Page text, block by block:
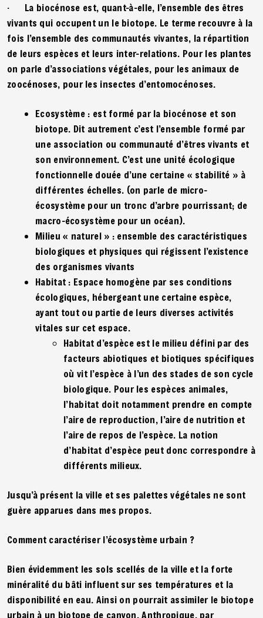
· La biocénose est, quant-à-elle, l’ensemble des êtres
vivants qui occupent un le biotope. Le terme recouvre à la
fois l’ensemble des communautés vivantes, la répartition
de leurs espèces et leurs inter-relations. Pour les plantes
on parle d’associations végétales, pour les animaux de
zoocénoses, pour les insectes d’entomocénoses.
Ecosystème : est formé par la biocénose et son
biotope. Dit autrement c’est l’ensemble formé par
une association ou communauté d’êtres vivants et
son environnement. C’est une unité écologique
fonctionnelle douée d’une certaine « stabilité » à
différentes échelles. (on parle de micro-
écosystème pour un tronc d’arbre pourrissant; de
macro-écosystème pour un océan).
Milieu « naturel » : ensemble des caractéristiques
biologiques et physiques qui régissent l’existence
des organismes vivants
Habitat : Espace homogène par ses conditions
écologiques, hébergeant une certaine espèce,
ayant tout ou partie de leurs diverses activités
vitales sur cet espace.
Habitat d’espèce est le milieu défini par des
facteurs abiotiques et biotiques spécifiques
où vit l’espèce à l’un des stades de son cycle
biologique. Pour les espèces animales,
l’habitat doit notamment prendre en compte
l’aire de reproduction, l’aire de nutrition et
l’aire de repos de l’espèce. La notion
d’habitat d’espèce peut donc correspondre à
différents milieux.
Jusqu’à présent la ville et ses palettes végétales ne sont
guère apparues dans mes propos.
Comment caractériser l’écosystème urbain ?
Bien évidemment les sols scellés de la ville et la forte
minéralité du bâti influent sur ses températures et la
disponibilité en eau. Ainsi on pourrait assimiler le biotope
urbain à un biotope de canyon. Anthropique, par